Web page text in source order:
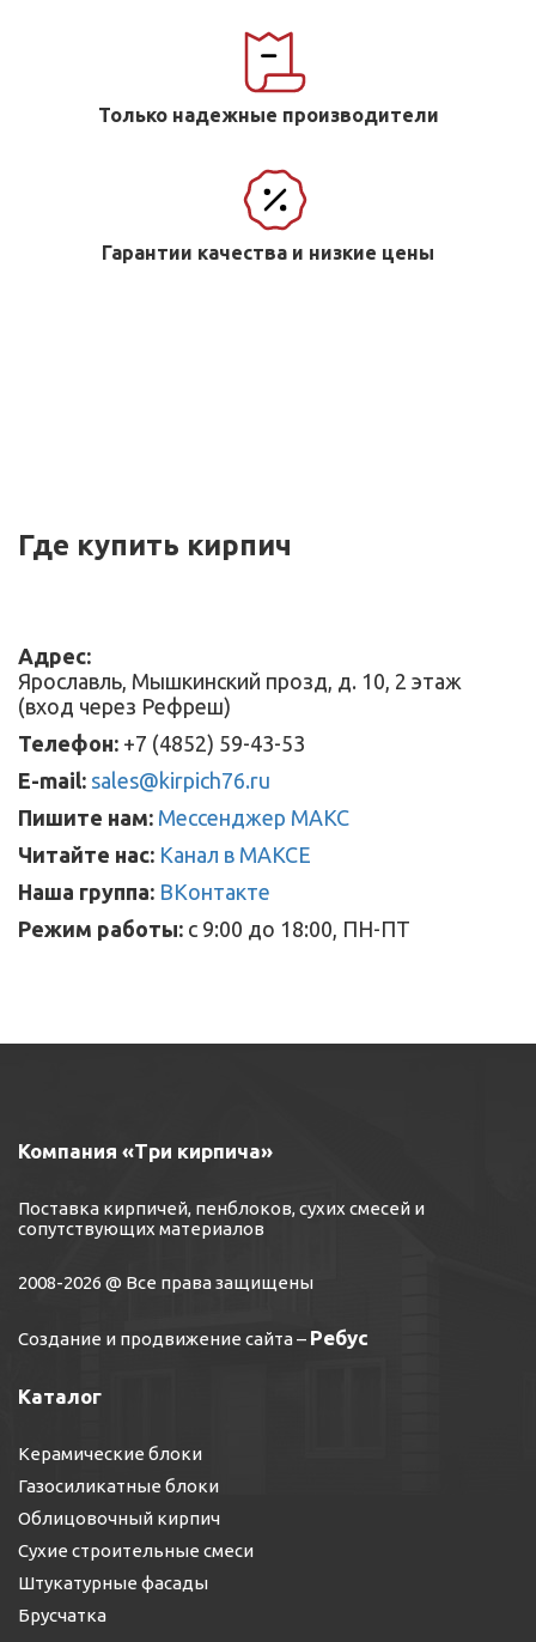
Только надежные производители
Гарантии качества и низкие цены
Где купить кирпич
Адрес:
Ярославль, Мышкинский прозд, д. 10, 2 этаж
(вход через Рефреш)
Телефон: +7 (4852) 59-43-53
E-mail: sales@kirpich76.ru
Пишите нам: Мессенджер МАКС
Читайте нас: Канал в МАКСЕ
Наша группа: ВКонтакте
Режим работы: с 9:00 до 18:00, ПН-ПТ
Компания «Три кирпича»
Поставка кирпичей, пенблоков, сухих смесей и
сопутствующих материалов
2008-2026 @ Все права защищены
Создание и продвижение сайта– Ребус
Каталог
Керамические блоки
Газосиликатные блоки
Облицовочный кирпич
Сухие строительные смеси
Штукатурные фасады
Брусчатка